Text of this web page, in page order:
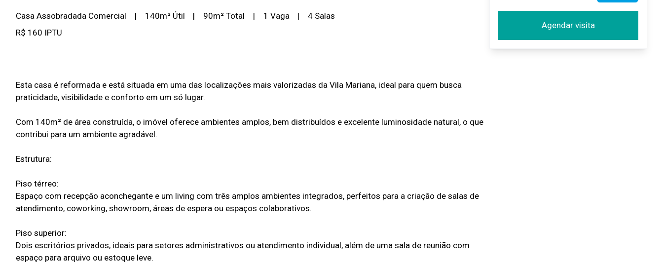
Casa Assobradada Comercial | 140m² Útil | 90m² Total | 1 Vaga |
4 Salas
R$ 160 IPTU
Esta casa é reformada e está situada em uma das localizações mais valorizadas da Vila Mariana, ideal para quem busca
praticidade, visibilidade e conforto em um só lugar.
Com 140m² de área construída, o imóvel oferece ambientes amplos, bem distribuídos e excelente luminosidade natural, o que
contribui para um ambiente agradável.
Estrutura:
Piso térreo:
Espaço com recepção aconchegante e um living com três amplos ambientes integrados, perfeitos para a criação de salas de
atendimento, coworking, showroom, áreas de espera ou espaços colaborativos.
Piso superior:
Dois escritórios privados, ideais para setores administrativos ou atendimento individual, além de uma sala de reunião com
espaço para arquivo ou estoque leve.
Agendar visita